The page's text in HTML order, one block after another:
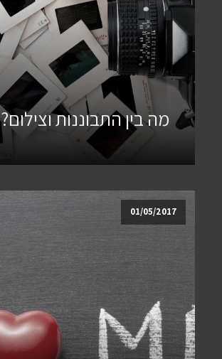
מה בין התבוננות וצילום?
01/05/2017